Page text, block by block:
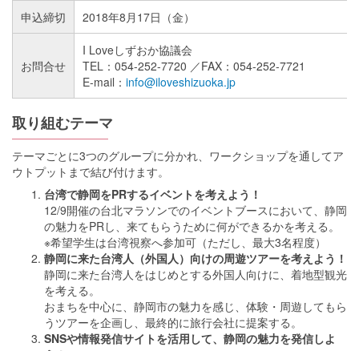
申込締切 2018年8月17日（金）
お問合せ
I Loveしずおか協議会
TEL：054-252-7720 ／FAX：054-252-7721
E-mail： info@iloveshizuoka.jp
取り組むテーマ
テーマごとに3つのグループに分かれ、ワークショップを通してア
ウトプットまで結び付けます。
台湾で静岡をPRするイベントを考えよう！
12/9開催の台北マラソンでのイベントブースにおいて、静岡
の魅力をPRし、来てもらうために何が できるかを考える。
※希望学生は台湾視察へ参加可 （ただし、最大3名程度）
静岡に来た台湾人（外国人）向けの周遊ツアーを考えよう！
静岡に来た台湾人をはじめとする 外国人向けに、着地型観光
を考える。
おまちを中心に、静岡市の魅力を 感じ、体験・周遊してもら
うツアーを企画し、最終的に旅行会社に提案する。
SNSや情報発信サイトを活用して、静岡の魅力を発信しよ